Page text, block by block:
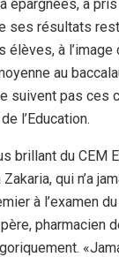
épargnées, a
ses résultats
élèves, à
au
suivent pas ces
l’Education.
brillant du CEM
qui n’a
à l’examen
pharmacien